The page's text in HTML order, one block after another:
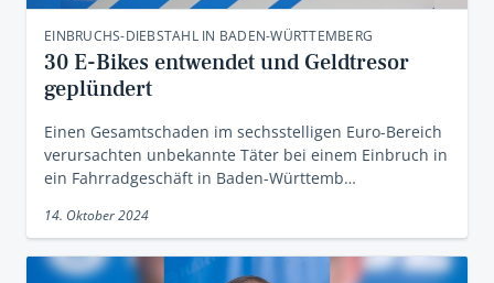
EINBRUCHS-DIEBSTAHL IN BADEN-WÜRTTEMBERG
30 E-Bikes entwendet und Geldtresor
geplündert
Einen Gesamtschaden im sechsstelligen Euro-Bereich
verursachten unbekannte Täter bei einem Einbruch in
ein Fahrradgeschäft in Baden-Württemb…
14. Oktober 2024